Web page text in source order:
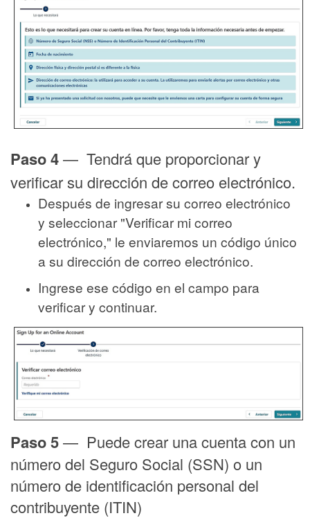
Paso 4— Tendrá que proporcionar y
verificar su dirección de correo electrónico.
Después de ingresar su correo electrónico
y seleccionar "Verificar mi correo
electrónico," le enviaremos un código único
a su dirección de correo electrónico.
Ingrese ese código en el campo para
verificar y continuar.
Paso 5— Puede crear una cuenta con un
número del Seguro Social (SSN) o un
número de identificación personal del
contribuyente (ITIN)